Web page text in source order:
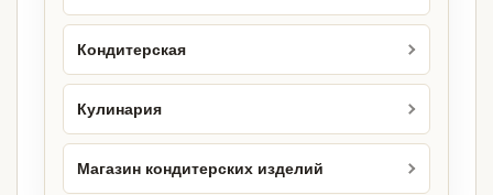
Кондитерская
Кулинария
Магазин кондитерских изделий